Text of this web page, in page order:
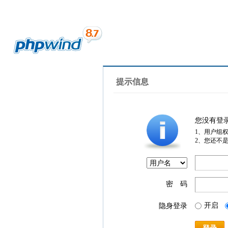
提示信息
您没有登
1、用户组
2、您还不
密 码
隐身登录 开启